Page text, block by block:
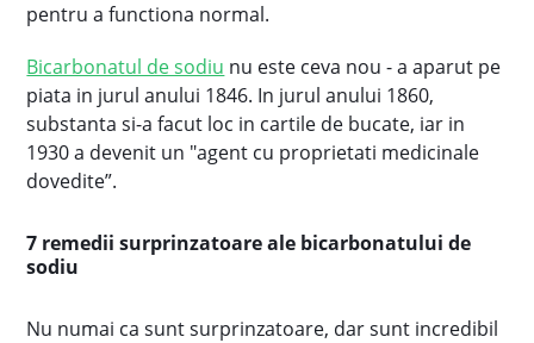
pentru a functiona normal.
Bicarbonatul de sodiu nu este ceva nou - a aparut pe
piata in jurul anului 1846. In jurul anului 1860,
substanta si-a facut loc in cartile de bucate, iar in
1930 a devenit un "agent cu proprietati medicinale
dovedite”.
7 remedii surprinzatoare ale bicarbonatului de
sodiu
Nu numai ca sunt surprinzatoare, dar sunt incredibil